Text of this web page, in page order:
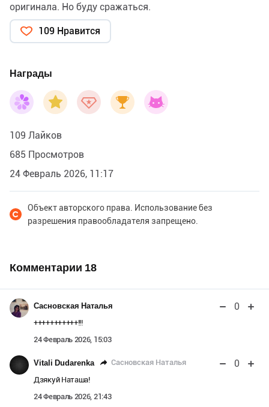
оригинала. Но буду сражаться.
109 Нравится
Награды
109 Лайков
685 Просмотров
24 Февраль 2026, 11:17
Объект авторского права. Использование без
разрешения правообладателя запрещено.
Комментарии 18
Сасновская Наталья 0
+++++++++++!!!
24 Февраль 2026, 15:03
Vitali Dudarenka Сасновская Наталья 0
Дзякуй Наташа!
24 Февраль 2026, 21:43